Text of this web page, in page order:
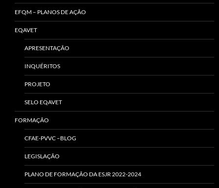
EFQM – PLANOS DE AÇÃO
EQAVET
APRESENTAÇÃO
INQUÉRITOS
PROJETO
SELO EQAVET
FORMAÇÃO
CFAE-PVVC –BLOG
LEGISLAÇÃO
PLANO DE FORMAÇÃO DA ESJR 2022-2024